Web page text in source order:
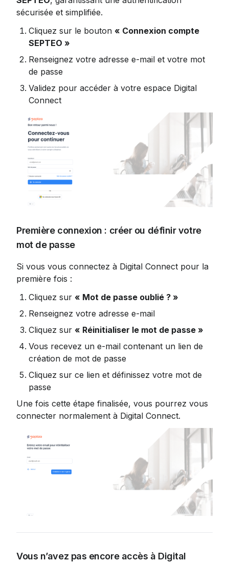
sécurisée et simplifiée.
Cliquez sur le bouton « Connexion compte
SEPTEO »
Renseignez votre adresse e-mail et votre mot
de passe
Validez pour accéder à votre espace Digital
Connect
Première connexion : créer ou définir votre
mot de passe
Si vous vous connectez à Digital Connect pour la
première fois :
Cliquez sur « Mot de passe oublié ? »
Renseignez votre adresse e-mail
Cliquez sur « Réinitialiser le mot de passe »
Vous recevez un e-mail contenant un lien de
création de mot de passe
Cliquez sur ce lien et définissez votre mot de
passe
Une fois cette étape finalisée, vous pourrez vous
connecter normalement à Digital Connect.
Vous n’avez pas encore accès à Digital